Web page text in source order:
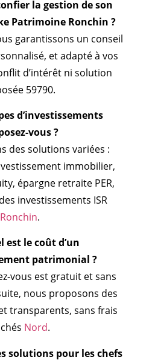
la gestion de son
Patrimoine Ronchin ?
garantissons un conseil
et adapté à vos
d’intérêt ni solution
59790.
d’investissements
vous ?
des solutions variées :
immobilier,
épargne retraite PER,
investissements ISR
Ronchin.
est le coût d’un
patrimonial ?
vous est gratuit et sans
nous proposons des
transparents, sans frais
Nord.
solutions pour les chefs